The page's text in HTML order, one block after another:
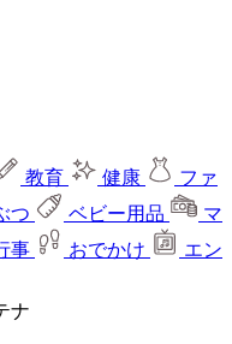
教育 健康
ファ
つ ベビー用品
マ
事 おでかけ
エン
ナ